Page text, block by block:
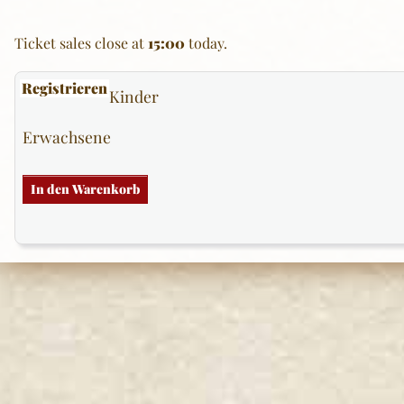
Ticket sales close at15:00today.
RegistrierenKinder
Erwachsene
In den Warenkorb